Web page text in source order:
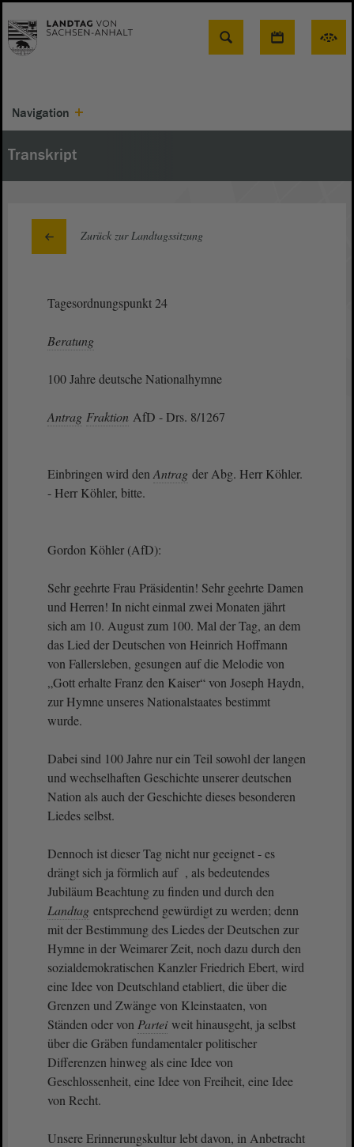
Suche
Navigation
Transkript
Zurück zur Landtagssitzung
Tagesordnungspunkt 24
Beratung
100 Jahre deutsche Nationalhymne
Antrag Fraktion AfD - Drs. 8/1267
Einbringen wird den Antrag der Abg. Herr Köhler.
- Herr Köhler, bitte.
Gordon Köhler (AfD):
Sehr geehrte Frau Präsidentin! Sehr geehrte Damen
und Herren! In nicht einmal zwei Monaten jährt
sich am 10. August zum 100. Mal der Tag, an dem
das Lied der Deutschen von Heinrich Hoffmann
von Fallersleben, gesungen auf die Melodie von
„Gott erhalte Franz den Kaiser“ von Joseph Haydn,
zur Hymne unseres Nationalstaates bestimmt
wurde.
Dabei sind 100 Jahre nur ein Teil sowohl der langen
und wechselhaften Geschichte unserer deutschen
Nation als auch der Geschichte dieses besonderen
Liedes selbst.
Dennoch ist dieser Tag nicht nur geeignet - es
drängt sich ja förmlich auf , als bedeutendes
Jubiläum Beachtung zu finden und durch den
Landtag entsprechend gewürdigt zu werden; denn
mit der Bestimmung des Liedes der Deutschen zur
Hymne in der Weimarer Zeit, noch dazu durch den
sozialdemokratischen Kanzler Friedrich Ebert, wird
eine Idee von Deutschland etabliert, die über die
Grenzen und Zwänge von Kleinstaaten, von
Ständen oder von Partei weit hinausgeht, ja selbst
über die Gräben fundamentaler politischer
Differenzen hinweg als eine Idee von
Geschlossenheit, eine Idee von Freiheit, eine Idee
von Recht.
Unsere Erinnerungskultur lebt davon, in Anbetracht